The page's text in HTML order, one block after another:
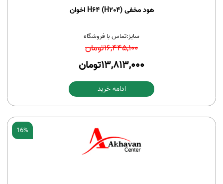
هود مخفی H64 (H204) اخوان
سایز:تماس با فروشگاه
16,445,100تومان
13,813,000تومان
ادامه خرید
16%